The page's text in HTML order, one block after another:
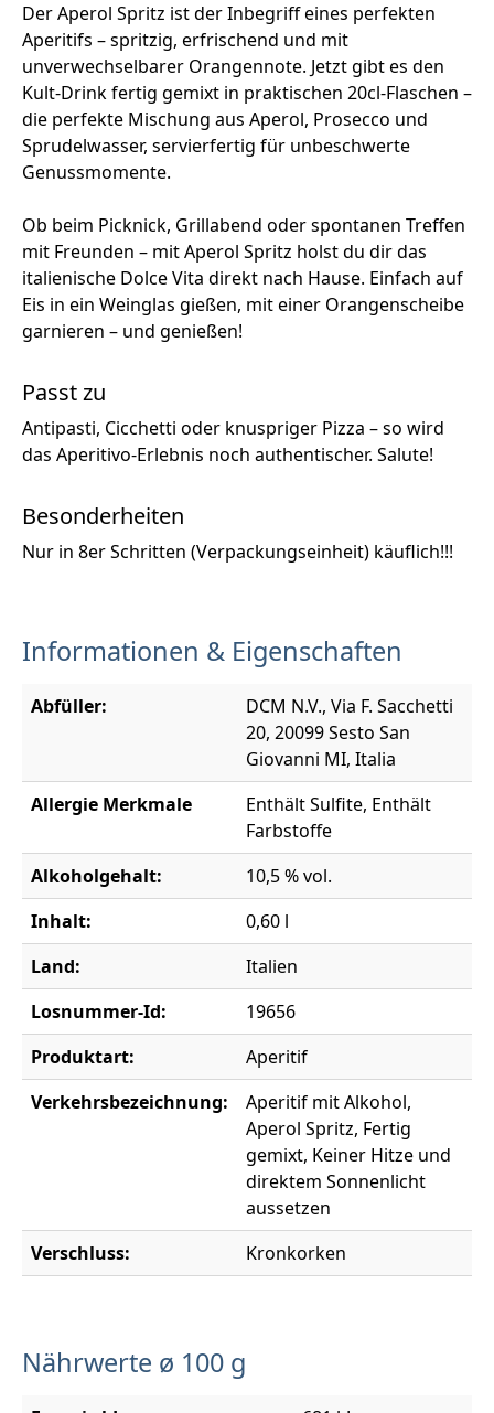
Der Aperol Spritz ist der Inbegriff eines perfekten
Aperitifs – spritzig, erfrischend und mit
unverwechselbarer Orangennote. Jetzt gibt es den
Kult-Drink fertig gemixt in praktischen 20cl-Flaschen –
die perfekte Mischung aus Aperol, Prosecco und
Sprudelwasser, servierfertig für unbeschwerte
Genussmomente.
Ob beim Picknick, Grillabend oder spontanen Treffen
mit Freunden – mit Aperol Spritz holst du dir das
italienische Dolce Vita direkt nach Hause. Einfach auf
Eis in ein Weinglas gießen, mit einer Orangenscheibe
garnieren – und genießen!
Passt zu
Antipasti, Cicchetti oder knuspriger Pizza – so wird
das Aperitivo-Erlebnis noch authentischer. Salute!
Besonderheiten
Nur in 8er Schritten (Verpackungseinheit) käuflich!!!
Informationen & Eigenschaften
Abfüller:
DCM N.V., Via F. Sacchetti
20, 20099 Sesto San
Giovanni MI, Italia
Allergie Merkmale
Enthält Sulfite, Enthält
Farbstoffe
Alkoholgehalt:
10,5 % vol.
Inhalt:
0,60 l
Land:
Italien
Losnummer-Id:
19656
Produktart:
Aperitif
Verkehrsbezeichnung:
Aperitif mit Alkohol,
Aperol Spritz, Fertig
gemixt, Keiner Hitze und
direktem Sonnenlicht
aussetzen
Verschluss:
Kronkorken
Nährwerte ø 100 g